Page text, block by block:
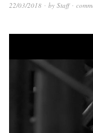
22/03/2018 by Staff